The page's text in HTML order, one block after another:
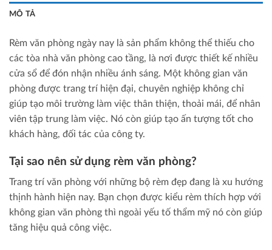
MÔ TẢ
Rèm văn phòng ngày nay là sản phẩm không thể thiếu cho
các tòa nhà văn phòng cao tầng, là nơi được thiết kế nhiều
cửa sổ để đón nhận nhiều ánh sáng. Một không gian văn
phòng được trang trí hiện đại, chuyên nghiệp không chỉ
giúp tạo môi trường làm việc thân thiện, thoải mái, để nhân
viên tập trung làm việc. Nó còn giúp tạo ấn tượng tốt cho
khách hàng, đối tác của công ty.
Tại sao nên sử dụng rèm văn phòng?
Trang trí văn phòng với những bộ rèm đẹp đang là xu hướng
thịnh hành hiện nay. Bạn chọn được kiểu rèm thích hợp với
không gian văn phòng thì ngoài yếu tố thẩm mỹ nó còn giúp
tăng hiệu quả công việc.